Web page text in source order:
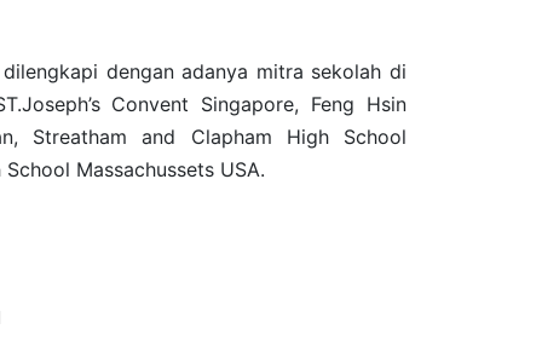
dengan adanya mitra sekolah di
Convent Singapore, Feng Hsin
Streatham and Clapham High School
Massachussets USA.